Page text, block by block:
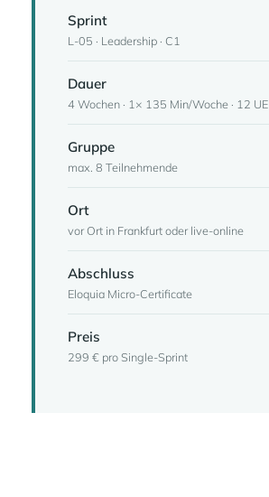
Sprint
L-05 · Leadership · C1
Dauer
4 Wochen · 1× 135 Min/Woche · 12 UE
Gruppe
max. 8 Teilnehmende
Ort
vor Ort in Frankfurt oder live-online
Abschluss
Eloquia Micro-Certificate
Preis
299 € pro Single-Sprint